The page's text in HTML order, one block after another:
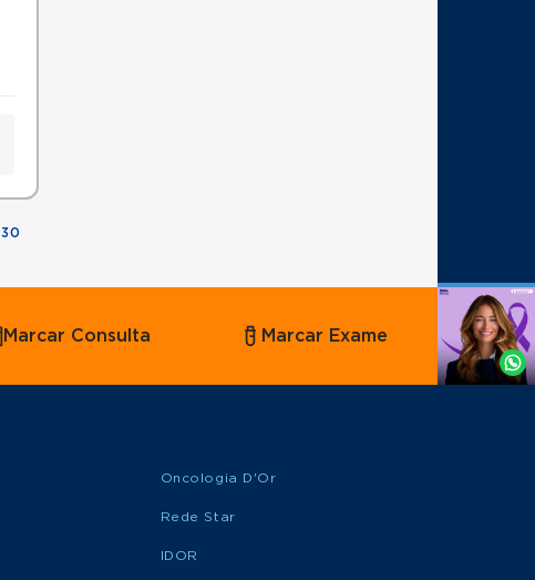
30
Agende
Whatsapp
Marcar Consulta Marcar Exame
Oncologia D'Or
Rede Star
IDOR